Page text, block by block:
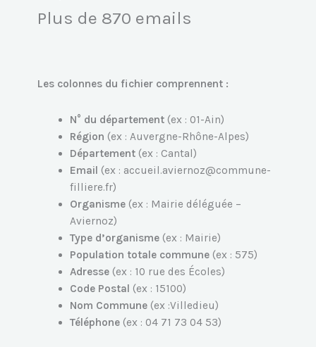
Plus de 870 emails
Les colonnes du fichier comprennent :
N° du département (ex : 01-Ain)
Région (ex : Auvergne-Rhône-Alpes)
Département (ex : Cantal)
Email (ex : accueil.aviernoz@commune-
filliere.fr)
Organisme (ex : Mairie déléguée –
Aviernoz)
Type d’organisme (ex : Mairie)
Population totale commune (ex : 575)
Adresse (ex : 10 rue des Écoles)
Code Postal (ex : 15100)
Nom Commune (ex :Villedieu)
Téléphone (ex : 04 71 73 04 53)